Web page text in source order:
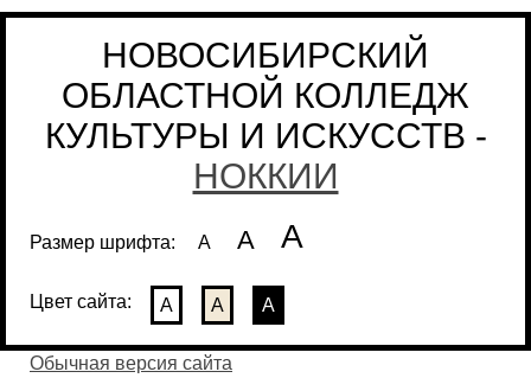
НОВОСИБИРСКИЙ
ОБЛАСТНОЙ КОЛЛЕДЖ
КУЛЬТУРЫ И ИСКУССТВ -
НОККИИ
Размер шрифта: А А А
Цвет сайта: А А А
Обычная версия сайта